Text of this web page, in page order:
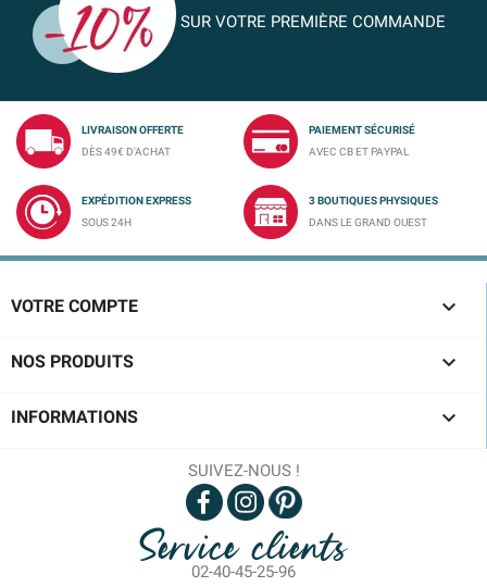
SUR VOTRE PREMIÈRE COMMANDE
LIVRAISON OFFERTE
DÈS 49€ D'ACHAT
PAIEMENT SÉCURISÉ
AVEC CB ET PAYPAL
EXPÉDITION EXPRESS
SOUS 24H
3 BOUTIQUES PHYSIQUES
DANS LE GRAND OUEST
VOTRE COMPTE 
NOS PRODUITS 
INFORMATIONS 
SUIVEZ-NOUS !
Service clients
02-40-45-25-96